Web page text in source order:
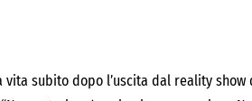
subito dopo l’uscita dal reality show